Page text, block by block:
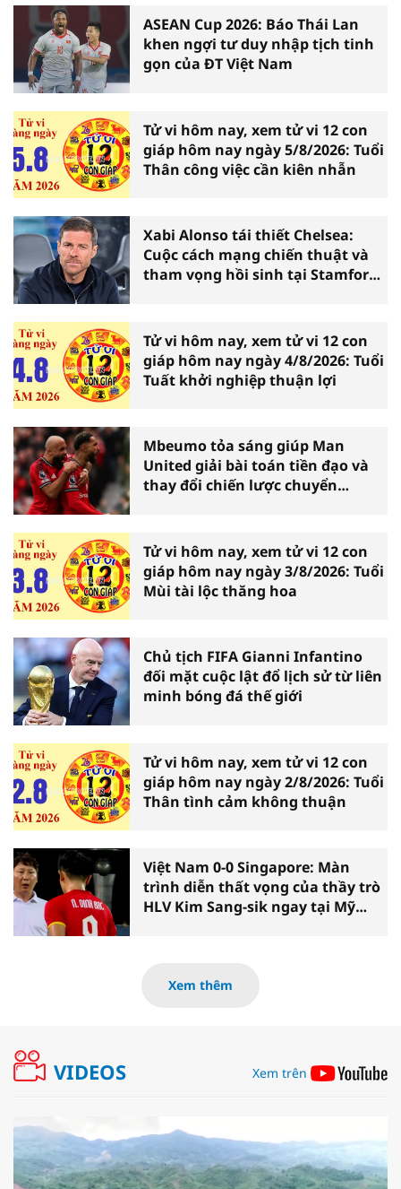
ASEAN Cup 2026: Báo Thái Lan
khen ngợi tư duy nhập tịch tinh
gọn của ĐT Việt Nam
Tử vi hôm nay, xem tử vi 12 con
giáp hôm nay ngày 5/8/2026: Tuổi
Thân công việc cần kiên nhẫn
Xabi Alonso tái thiết Chelsea:
Cuộc cách mạng chiến thuật và
tham vọng hồi sinh tại Stamford
Tử vi hôm nay, xem tử vi 12 con
giáp hôm nay ngày 4/8/2026: Tuổi
Tuất khởi nghiệp thuận lợi
Mbeumo tỏa sáng giúp Man
United giải bài toán tiền đạo và
thay đổi chiến lược chuyển
Tử vi hôm nay, xem tử vi 12 con
giáp hôm nay ngày 3/8/2026: Tuổi
Mùi tài lộc thăng hoa
Chủ tịch FIFA Gianni Infantino
đối mặt cuộc lật đổ lịch sử từ liên
minh bóng đá thế giới
Tử vi hôm nay, xem tử vi 12 con
giáp hôm nay ngày 2/8/2026: Tuổi
Thân tình cảm không thuận
Việt Nam 0-0 Singapore: Màn
trình diễn thất vọng của thầy trò
HLV Kim Sang-sik ngay tại Mỹ
Xem thêm
VIDEOS Xem trên